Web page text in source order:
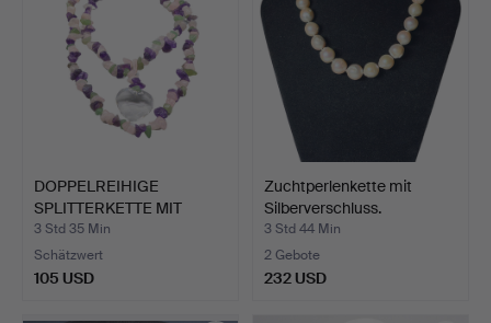
DOPPELREIHIGE
SPLITTERKETTE MIT
HERZANHÄNG…
3 Std 35 Min
Schätzwert
105 USD
Zuchtperlenkette mit
Silberverschluss.
3 Std 44 Min
2 Gebote
232 USD